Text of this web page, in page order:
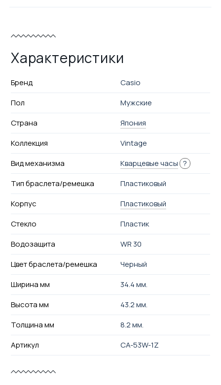
Характеристики
Бренд
Casio
Пол
Мужские
Страна
Япония
Коллекция
Vintage
Вид механизма
Кварцевые часы ?
Тип браслета/ремешка
Пластиковый
Корпус
Пластиковый
Стекло
Пластик
Водозащита
WR 30
Цвет браслета/ремешка
Черный
Ширина мм
34.4 мм.
Высота мм
43.2 мм.
Толщина мм
8.2 мм.
Артикул
CA-53W-1Z